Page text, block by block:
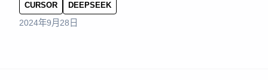
CURSOR DEEPSEEK
2024年9月28日